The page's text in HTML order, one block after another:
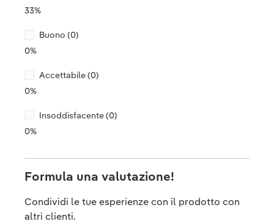
33%
Buono (0)
0%
Accettabile (0)
0%
Insoddisfacente (0)
0%
Formula una valutazione!
Condividi le tue esperienze con il prodotto con
altri clienti.